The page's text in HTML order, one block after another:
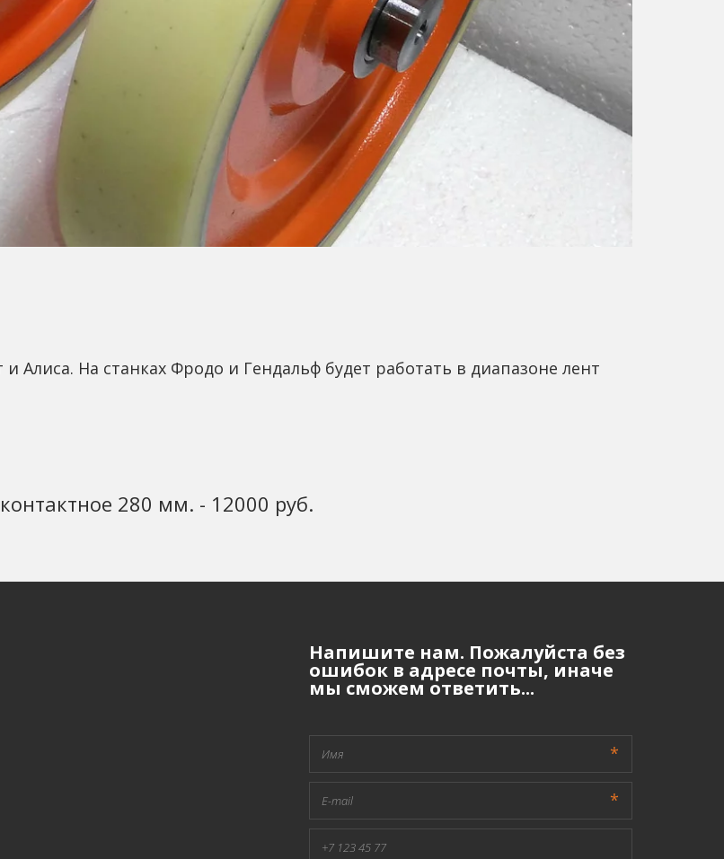
Алиса. На станках Фродо и Гендальф будет работать в диапазоне лент
280 мм. - 12000 руб.
Напишите нам. Пожалуйста без
ошибок в адресе почты, иначе
мы сможем ответить...
*
*